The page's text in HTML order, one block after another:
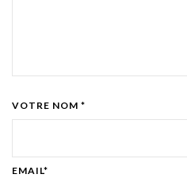
VOTRE NOM *
EMAIL*